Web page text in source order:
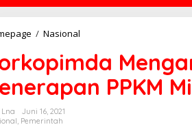
/ Nasional
r
k
o
p
PPKM
Juni 16, 2021
, Pemerintah